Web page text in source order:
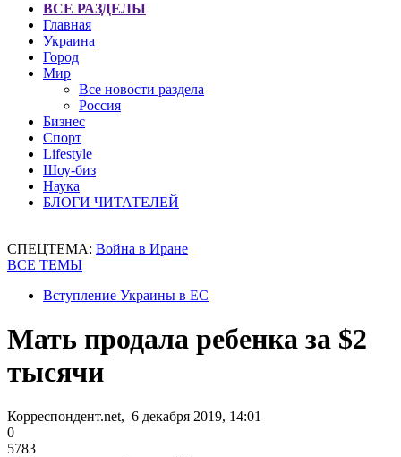
ВСЕ РАЗДЕЛЫ
Главная
Украина
Город
Мир
Все новости раздела
Россия
Бизнес
Спорт
Lifestyle
Шоу-биз
Наука
БЛОГИ ЧИТАТЕЛЕЙ
СПЕЦТЕМА: Война в Иране
ВСЕ ТЕМЫ
Вступление Украины в ЕС
Мать продала ребенка за $2
тысячи
Корреспондент.net, 6 декабря 2019, 14:01
0
5783